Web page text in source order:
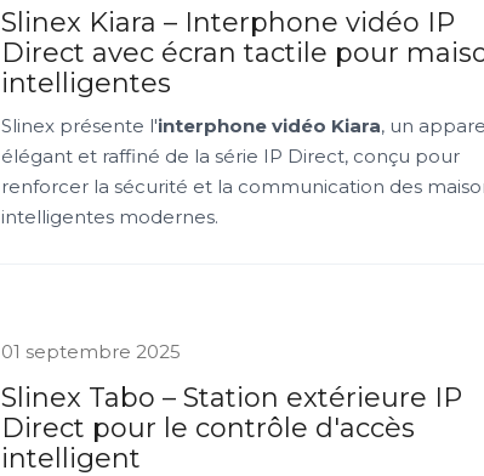
Slinex Kiara – Interphone vidéo IP
Direct avec écran tactile pour
intelligentes
Slinex présente l'interphone vidéo Kiara, un
élégant et raffiné de la série IP Direct, conçu pour
renforcer la sécurité et la communication des
intelligentes modernes.
01 septembre 2025
Slinex Tabo – Station extérieure IP
Direct pour le contrôle d'accès
intelligent